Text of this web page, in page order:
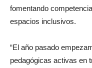
fomentando
espacios inclusivos.
“El año pasado
pedagógicas activas en